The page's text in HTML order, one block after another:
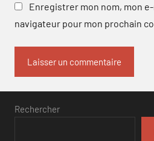
Enregistrer mon nom, mon
navigateur pour mon prochain
Rechercher